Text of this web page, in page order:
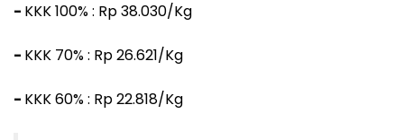
- KKK 100% : Rp 38.030/Kg
- KKK 70% : Rp 26.621/Kg
- KKK 60% : Rp 22.818/Kg